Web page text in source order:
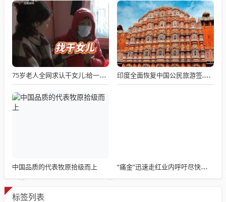
75岁老人全网求认干女儿:给一套房，月付3千，只求晚年有人递口热饭 印度全面恢复中国公民旅游签,全球办理通道开放
中国品质的代表牧原拾级而上 “痛金”迅速走红业内呼吁尽快出台规范措施
标签列表